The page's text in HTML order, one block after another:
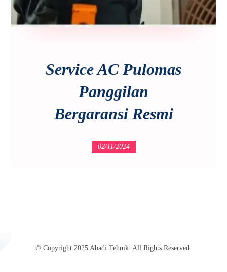
Service AC Pulomas
Panggilan
Bergaransi Resmi
02/11/2024
© Copyright 2025 Abadi Tehnik. All Rights Reserved.